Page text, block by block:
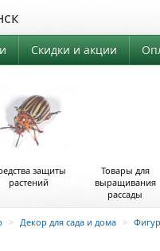
Скидки и акции
защиты
растений
Товары для
выращивания
рассады
> Декор для сада и дома >